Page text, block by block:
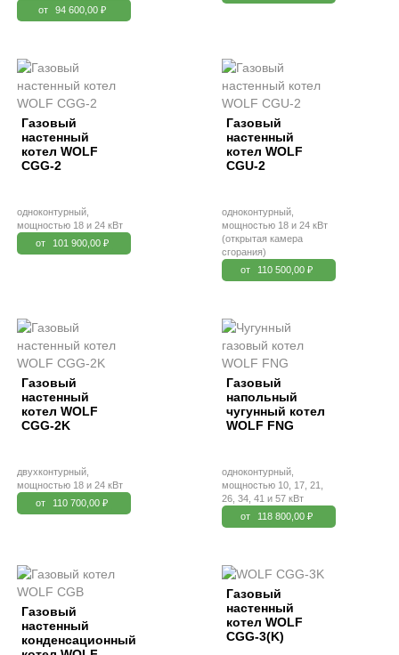
от
94 600,00 ₽
Газовый
настенный
котел WOLF
CGG-2
одноконтурный,
мощностью 18 и 24 кВт
от
101 900,00 ₽
Газовый
настенный
котел WOLF
CGU-2
одноконтурный,
мощностью 18 и 24 кВт
(открытая камера
сгорания)
от
110 500,00 ₽
Газовый
настенный
котел WOLF
CGG-2K
двухконтурный,
мощностью 18 и 24 кВт
от
110 700,00 ₽
Газовый
напольный
чугунный котел
WOLF FNG
одноконтурный,
мощностью 10, 17, 21,
26, 34, 41 и 57 кВт
от
118 800,00 ₽
Газовый
настенный
конденсационный
Газовый
настенный
котел WOLF
CGG-3(K)